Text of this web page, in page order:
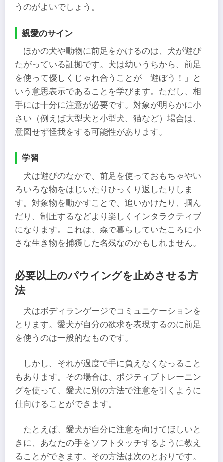
うのがよいでしょう。
親愛のサイン
ほかの犬や動物に前足をかけるのは、犬が遊び
たがっている証拠です。犬は幼いうちから、前足
を使って優しくじゃれ合うことが「遊ぼう！」と
いう意思表示であることを学びます。ただし、相
手には十分に注意が必要です。対象が明らかに小
さい（例えば大型犬と小型犬、猫など）場合は、
意図せず怪我をする可能性があります。
学習
犬は遊びのなかで、前足を使っておもちゃやい
ろいろな物をはじいたりひっくり返したりしま
す。対象物を動かすことで、追いかけたり、掴ん
だり、制圧するなどより楽しくインタラクティブ
になります。これは、森で暮らしていたころに小
さな生き物を捕獲した名残なのかもしれません。
必要以上のパウイングを止めさせる方
法
犬はボディランゲージでコミュニケーションを
とります。愛犬が自分の欲求を表現するのに前足
を使うのは一般的なものです。
しかし、それが過度で手に負えなくなっること
もあります。その場合は、ポジティブトレーニン
グを使って、愛犬に別の方法で注意を引くように
仕向けることができます。
たとえば、愛犬が自分に注意を向けてほしいと
きに、あなたの手をソフトタッチするように教え
ることができます。その方法は次のとおりです。